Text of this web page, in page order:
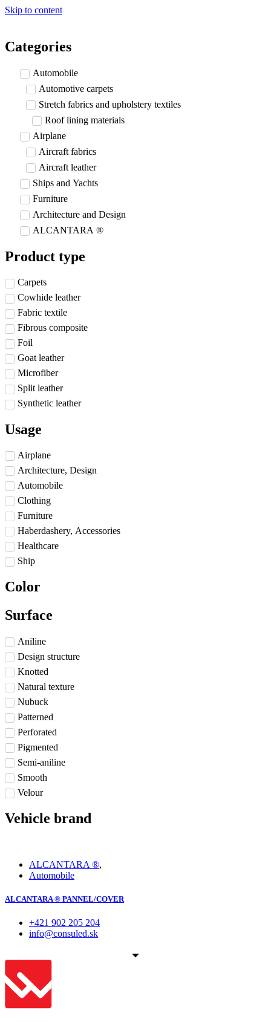
Skip to content
Categories
Automobile
Automotive carpets
Stretch fabrics and upholstery textiles
Roof lining materials
Airplane
Aircraft fabrics
Aircraft leather
Ships and Yachts
Furniture
Architecture and Design
ALCANTARA ®
Product type
Carpets
Cowhide leather
Fabric textile
Fibrous composite
Foil
Goat leather
Microfiber
Split leather
Synthetic leather
Usage
Airplane
Architecture, Design
Automobile
Clothing
Furniture
Haberdashery, Accessories
Healthcare
Ship
Color
Surface
Aniline
Design structure
Knotted
Natural texture
Nubuck
Patterned
Perforated
Pigmented
Semi-aniline
Smooth
Velour
Vehicle brand
ALCANTARA ®,
Automobile
ALCANTARA ® PANNEL/COVER
+421 902 205 204
info@consuled.sk